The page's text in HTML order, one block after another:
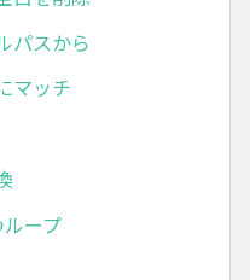
パスから
マッチ
ープ